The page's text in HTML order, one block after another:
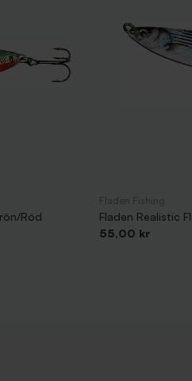
Röd
Fladen Realistic
Pris
55,00 kr